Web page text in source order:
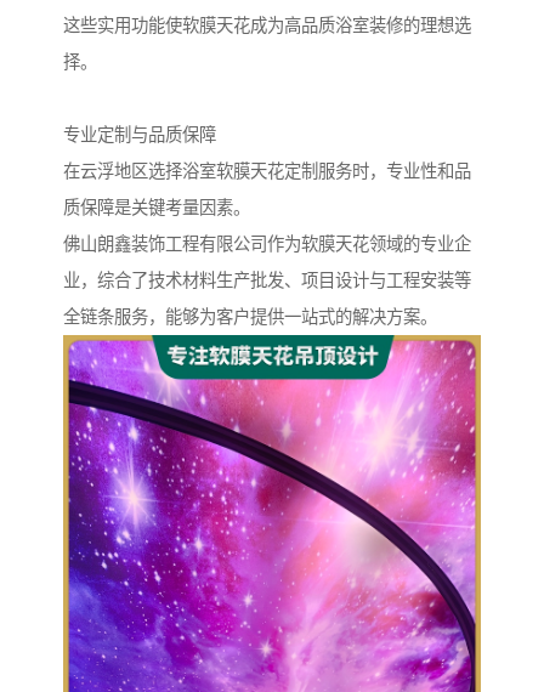
这些实用功能使软膜天花成为高品质浴室装修的理想选
择。
专业定制与品质保障
在云浮地区选择浴室软膜天花定制服务时，专业性和品
质保障是关键考量因素。
佛山朗鑫装饰工程有限公司作为软膜天花领域的专业企
业，综合了技术材料生产批发、项目设计与工程安装等
全链条服务，能够为客户提供一站式的解决方案。